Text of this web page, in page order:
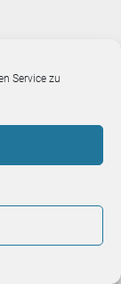
Service zu